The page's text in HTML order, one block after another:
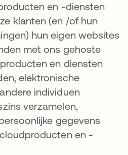
en -diensten
klanten (en /of hun
hun eigen websites
met ons gehoste
en diensten
elektronische
individuen
verzamelen,
gegevens
en -